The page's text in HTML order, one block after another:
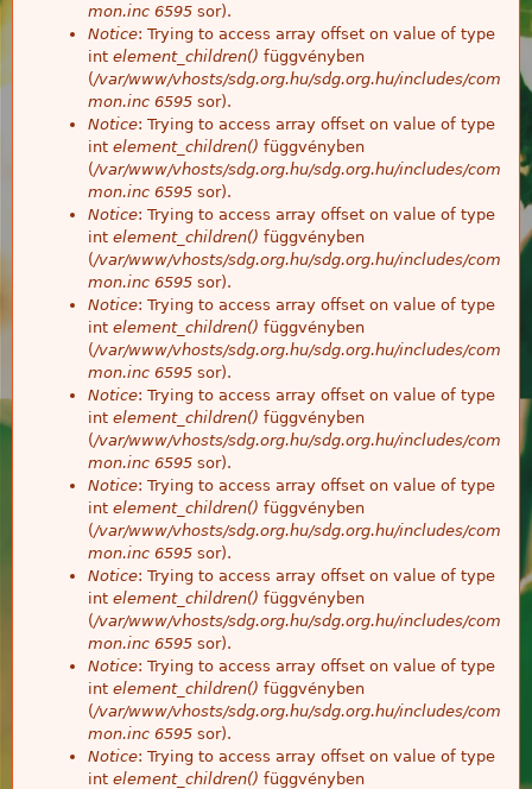
mon.inc 6595 sor).
Notice: Trying to access array offset on value of type
int element_children() függvényben
(/var/www/vhosts/sdg.org.hu/sdg.org.hu/includes/com
mon.inc 6595 sor).
Notice: Trying to access array offset on value of type
int element_children() függvényben
(/var/www/vhosts/sdg.org.hu/sdg.org.hu/includes/com
mon.inc 6595 sor).
Notice: Trying to access array offset on value of type
int element_children() függvényben
(/var/www/vhosts/sdg.org.hu/sdg.org.hu/includes/com
mon.inc 6595 sor).
Notice: Trying to access array offset on value of type
int element_children() függvényben
(/var/www/vhosts/sdg.org.hu/sdg.org.hu/includes/com
mon.inc 6595 sor).
Notice: Trying to access array offset on value of type
int element_children() függvényben
(/var/www/vhosts/sdg.org.hu/sdg.org.hu/includes/com
mon.inc 6595 sor).
Notice: Trying to access array offset on value of type
int element_children() függvényben
(/var/www/vhosts/sdg.org.hu/sdg.org.hu/includes/com
mon.inc 6595 sor).
Notice: Trying to access array offset on value of type
int element_children() függvényben
(/var/www/vhosts/sdg.org.hu/sdg.org.hu/includes/com
mon.inc 6595 sor).
Notice: Trying to access array offset on value of type
int element_children() függvényben
(/var/www/vhosts/sdg.org.hu/sdg.org.hu/includes/com
mon.inc 6595 sor).
Notice: Trying to access array offset on value of type
int element_children() függvényben